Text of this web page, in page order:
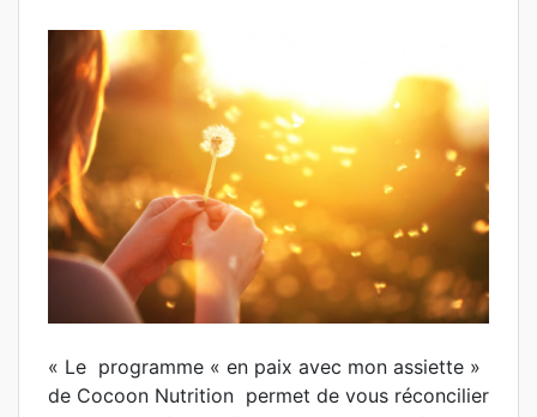
« Le programme « en paix avec mon assiette »
de Cocoon Nutrition permet de vous réconcilier